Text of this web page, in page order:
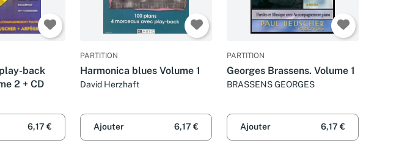
back
2 + CD
6,17 €
PARTITION
Harmonica blues Volume 1
David Herzhaft
Ajouter 6,17 €
PARTITION
Georges Brassens. Volume 1
BRASSENS GEORGES
Ajouter 6,17 €